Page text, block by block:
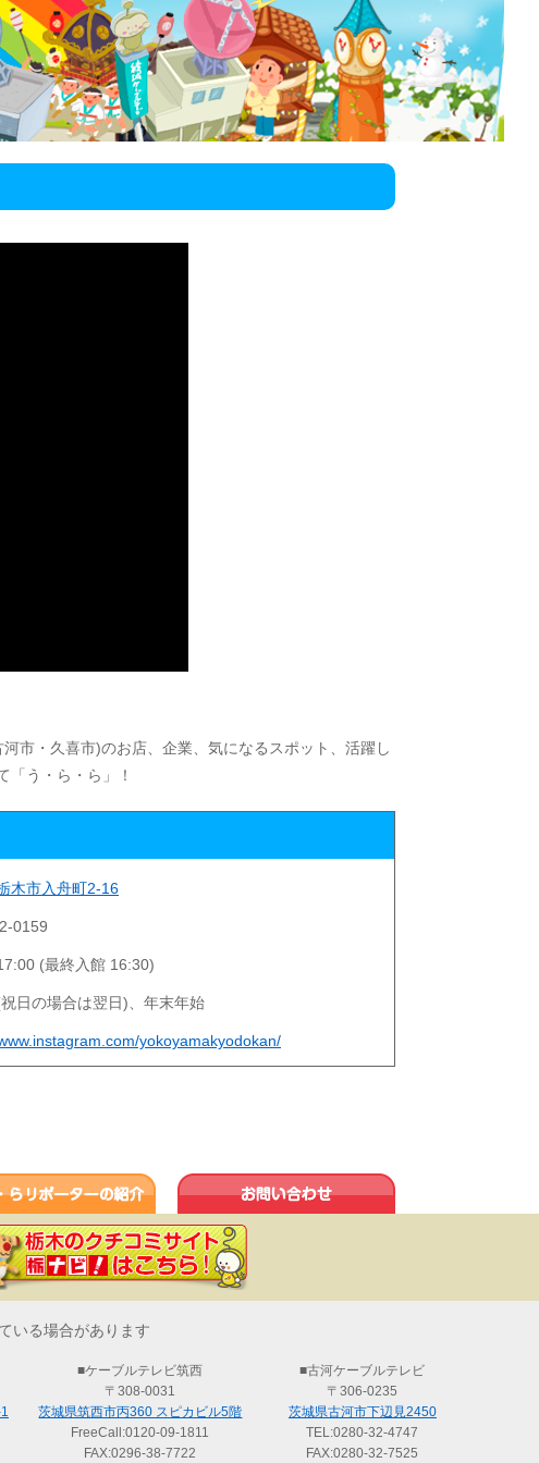
市・久喜市)のお店、企業、気になるスポット、活躍し
う・ら・ら」！
木市入舟町2-16
0159
(最終入館 16:30)
日の場合は翌日)、年末年始
yokoyamakyodokan/
いる場合があります
■ケーブルテレビ筑西
〒308-0031
茨城県筑西市丙360 スピカビル5階
FreeCall:0120-09-1811
FAX:0296-38-7722
■古河ケーブルテレビ
〒306-0235
茨城県古河市下辺見2450
TEL:0280-32-4747
FAX:0280-32-7525